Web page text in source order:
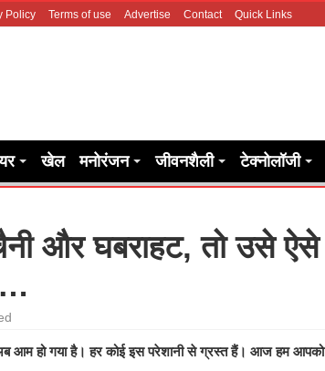
Policy Terms of use Advertise Contact Quick Links
खेल मनोरंजन जीवनशैली टेक्नोलॉजी
और घबराहट, तो उसे ऐसे
अब आम हो गया है। हर कोई इस परेशानी से ग्रस्त हैं। आज हम आपको